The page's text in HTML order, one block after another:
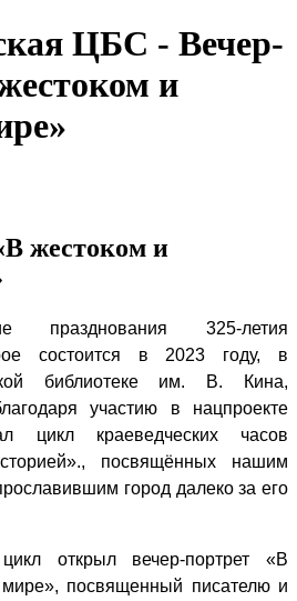
ЦБС - Вечер-
и
жестоком и
празднования 325-летия
состоится в 2023 году, в
библиотеке им. В. Кина,
участию в нацпроекте
цикл краеведческих часов
посвящённых нашим
город далеко за его
открыл вечер-портрет «В
посвященный писателю и